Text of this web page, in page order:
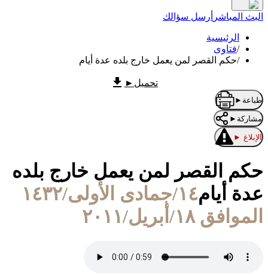
البث المباشر أرسل سؤالك
الرئيسية
/فتاوى
/حكم القصر لمن يعمل خارج بلده عدة أيام
تحميل ►
طباعة ►
مشاركة ►
الإبلاغ ►
حكم القصر لمن يعمل خارج بلده
عدة أيام
١٤/جمادى الأولى/١٤٣٢
الموافق ١٨/أبريل/٢٠١١